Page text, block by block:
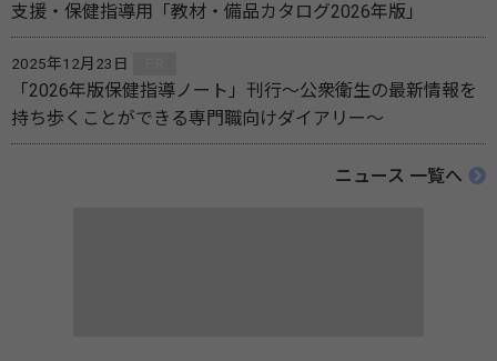
支援・保健指導用「教材・備品カタログ2026年版」
2025年12月23日
「2026年版保健指導ノート」刊行～公衆衛生の最新情報を
持ち歩くことができる専門職向けダイアリー～
ニュース 一覧へ